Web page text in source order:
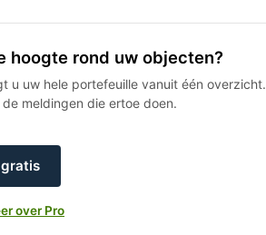
hoogte rond uw objecten?
u uw hele portefeuille vanuit één overzicht.
meldingen die ertoe doen.
over Pro